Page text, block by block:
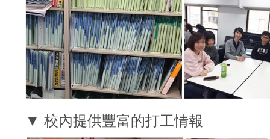
▼ 校內提供豐富的打工情報